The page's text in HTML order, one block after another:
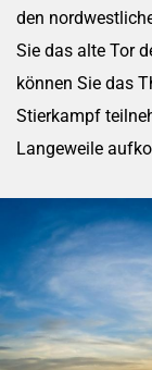
den
Sie das alte Tor
können Sie das
Stierkampf
Langeweile